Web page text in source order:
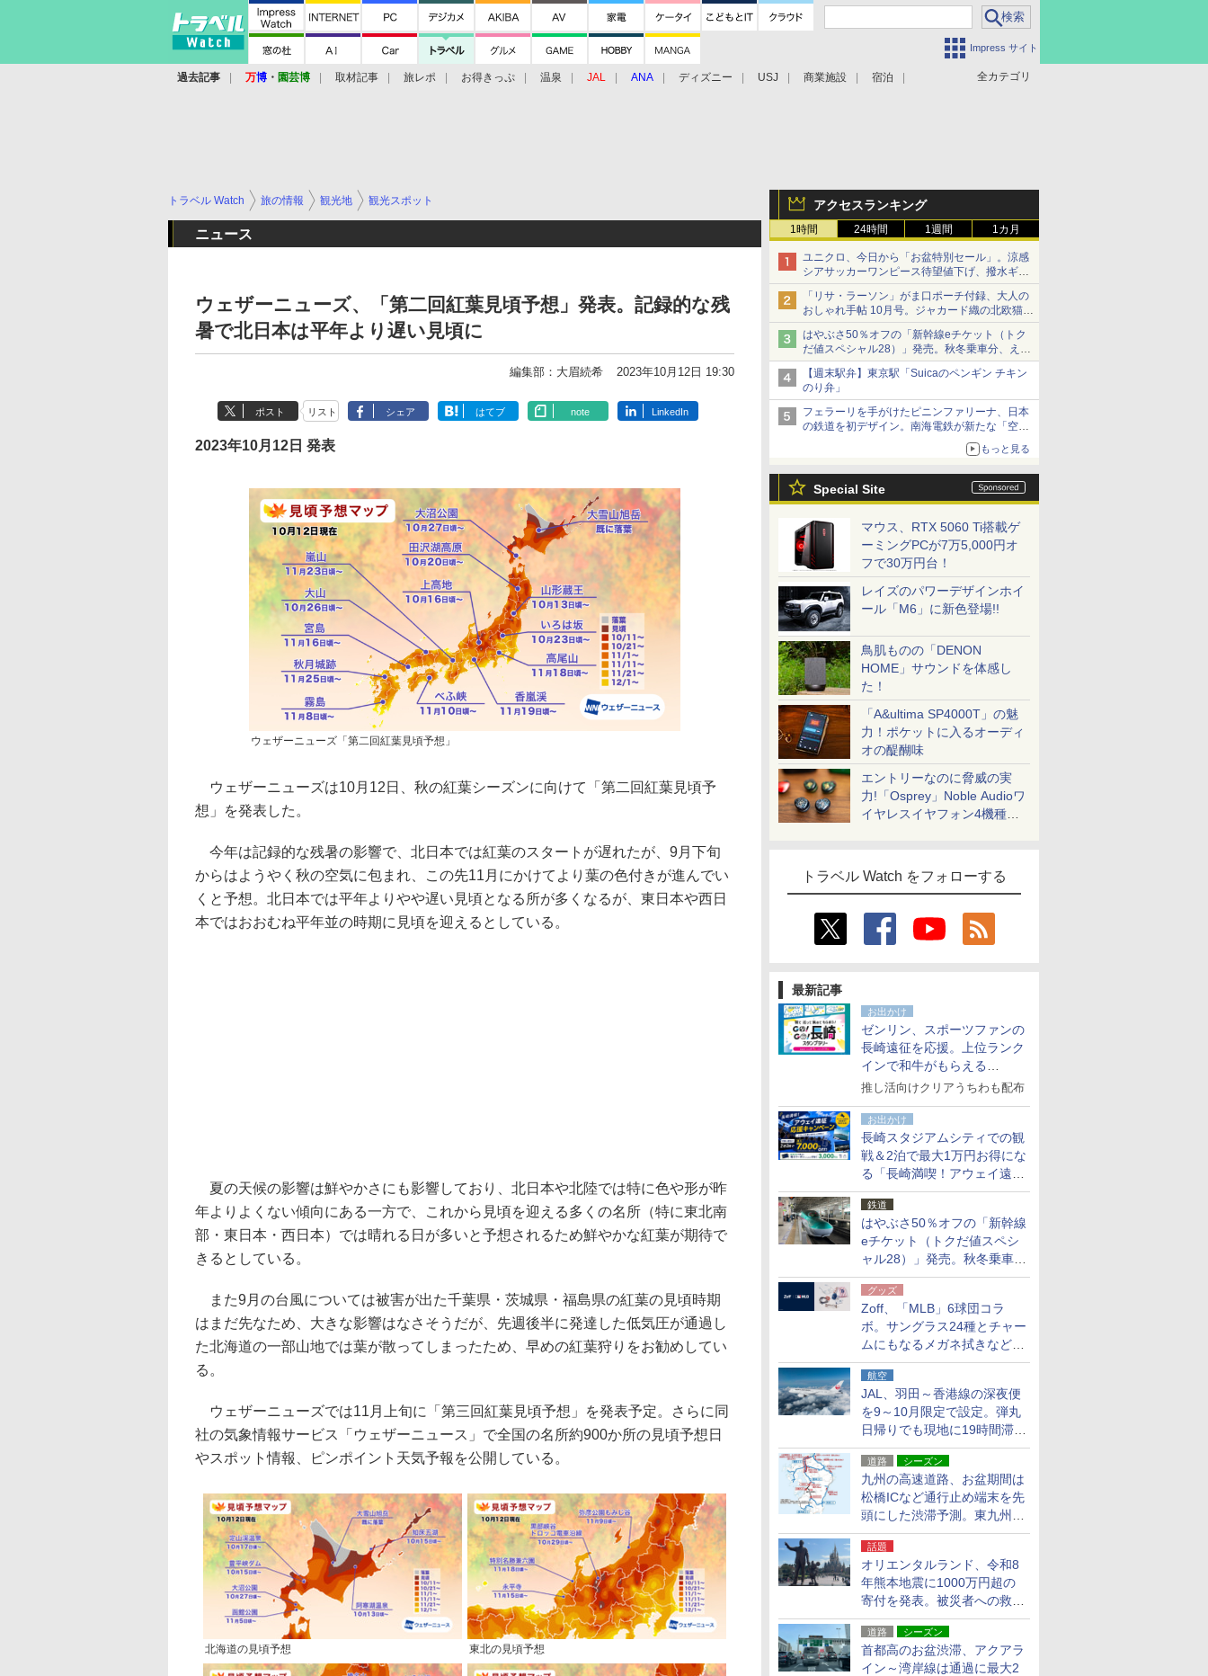
Impress サイト
全カテゴリ
過去記事 万博 ・ 園芸博 取材記事 旅レポ お得きっぷ 温泉 JAL ANA ディズニー USJ 商業施設 宿泊
アクセスランキング
1時間 24時間 1週間 1カ月
ユニクロ、今日から「お盆特別セール」。涼感
シアサッカーワンピース待望値下げ、撥水ギア
ショーツは1990円に
「リサ・ラーソン」がま口ポーチ付録、大人の
おしゃれ手帖 10月号。ジャカード織の北欧猫デ
ザイン
はやぶさ50％オフの「新幹線eチケット（トク
だ値スペシャル28）」発売。秋冬乗車分、えき
ねっと限定
【週末駅弁】東京駅「Suicaのペンギン チキン
のり弁」
フェラーリを手がけたピニンファリーナ、日本
の鉄道を初デザイン。南海電鉄が新たな「空港
もっと見る
Special Site
マウス、RTX 5060 Ti搭載ゲ
ーミングPCが7万5,000円オ
フで30万円台！
レイズのパワーデザインホイ
ール「M6」に新色登場!!
鳥肌ものの「DENON
HOME」サウンドを体感し
た！
「A&ultima SP4000T」の魅
力！ポケットに入るオーディ
オの醍醐味
エントリーなのに脅威の実
力!「Osprey」Noble Audioワ
イヤレスイヤフォン4機種を
トラベル Watch をフォローする
最新記事
お出かけ
ゼンリン、スポーツファンの
長崎遠征を応援。上位ランク
インで和牛がもらえる
「GO！GO！長崎スタンプラ
推し活向けクリアうちわも配布
お出かけ
長崎スタジアムシティでの観
戦＆2泊で最大1万円お得にな
る「長崎満喫！アウェイ遠征
応援キャンペーン」
鉄道
はやぶさ50％オフの「新幹線
eチケット（トクだ値スペシ
ャル28）」発売。秋冬乗車
分、えきねっと限定
グッズ
Zoff、「MLB」6球団コラ
ボ。サングラス24種とチャー
ムにもなるメガネ拭きなど雑
貨24種
航空
JAL、羽田～香港線の深夜便
を9～10月限定で設定。弾丸
日帰りでも現地に19時間滞在
できる
道路 シーズン
九州の高速道路、お盆期間は
松橋ICなど通行止め端末を先
頭にした渋滞予測。東九州道
への迂回は料金調整を実施
話題
オリエンタルランド、令和8
年熊本地震に1000万円超の
寄付を発表。被災者への救援
活動・復旧支援
道路 シーズン
首都高のお盆渋滞、アクアラ
イン～湾岸線は通過に最大2
トラベル Watch 旅の情報 観光地 観光スポット
ニュース
ウェザーニューズ、「第二回紅葉見頃予想」発表。記録的な残
暑で北日本は平年より遅い見頃に
編集部：大眉続希 2023年10月12日 19:30
ポスト リスト シェア はてブ note LinkedIn
2023年10月12日 発表
ウェザーニューズ「第二回紅葉見頃予想」
ウェザーニューズは10月12日、秋の紅葉シーズンに向けて「第二回紅葉見頃予
想」を発表した。
今年は記録的な残暑の影響で、北日本では紅葉のスタートが遅れたが、9月下旬
からはようやく秋の空気に包まれ、この先11月にかけてより葉の色付きが進んでい
くと予想。北日本では平年よりやや遅い見頃となる所が多くなるが、東日本や西日
本ではおおむね平年並の時期に見頃を迎えるとしている。
夏の天候の影響は鮮やかさにも影響しており、北日本や北陸では特に色や形が昨
年よりよくない傾向にある一方で、これから見頃を迎える多くの名所（特に東北南
部・東日本・西日本）では晴れる日が多いと予想されるため鮮やかな紅葉が期待で
きるとしている。
また9月の台風については被害が出た千葉県・茨城県・福島県の紅葉の見頃時期
はまだ先なため、大きな影響はなさそうだが、先週後半に発達した低気圧が通過し
た北海道の一部山地では葉が散ってしまったため、早めの紅葉狩りをお勧めしてい
る。
ウェザーニューズでは11月上旬に「第三回紅葉見頃予想」を発表予定。さらに同
社の気象情報サービス「ウェザーニュース」で全国の名所約900か所の見頃予想日
やスポット情報、ピンポイント天気予報を公開している。
北海道の見頃予想 東北の見頃予想